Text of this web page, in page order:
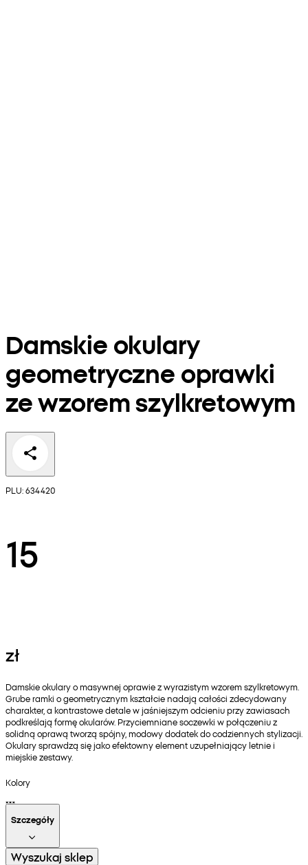
Damskie okulary
geometryczne oprawki
ze wzorem szylkretowym
PLU: 634420
15
zł
Damskie okulary o masywnej oprawie z wyrazistym wzorem szylkretowym.
Grube ramki o geometrycznym kształcie nadają całości zdecydowany
charakter, a kontrastowe detale w jaśniejszym odcieniu przy zawiasach
podkreślają formę okularów. Przyciemniane soczewki w połączeniu z
solidną oprawą tworzą spójny, modowy dodatek do codziennych stylizacji.
Okulary sprawdzą się jako efektowny element uzupełniający letnie i
miejskie zestawy.
Kolory
Szczegóły
Wyszukaj sklep